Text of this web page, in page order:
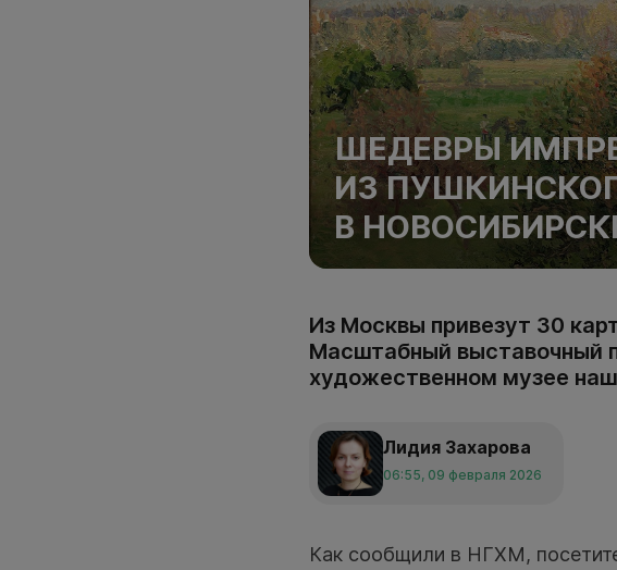
ШЕДЕВРЫ
ИЗ
В
Из Москвы привезут 30
Масштабный выставочный
художественном музее
Лидия Захарова
06:55, 09 февраля 2026
Как сообщили в НГХМ,